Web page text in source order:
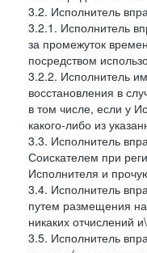
3.2. Исполнитель
3.2.1. Исполнитель
за промежуток
посредством
3.2.2. Исполнитель
восстановления в
в том числе, если у
какого-либо из
3.3. Исполнитель
Соискателем при
Исполнителя и
3.4. Исполнитель
путем размещения
никаких отчислений
3.5. Исполнитель